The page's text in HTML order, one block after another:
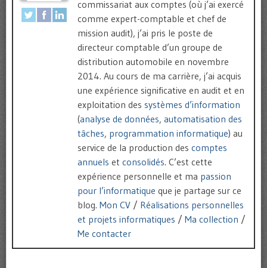
commissariat aux comptes (où j’ai exercé
comme expert-comptable et chef de
mission audit), j’ai pris le poste de
directeur comptable d’un groupe de
distribution automobile en novembre
2014. Au cours de ma carrière, j’ai acquis
une expérience significative en audit et en
exploitation des systèmes d’information
(analyse de données, automatisation des
tâches, programmation informatique) au
service de la production des comptes
annuels et consolidés. C’est cette
expérience personnelle et ma passion
pour l’informatique que je partage sur ce
blog. Mon CV / Réalisations personnelles
et projets informatiques / Ma collection /
Me contacter